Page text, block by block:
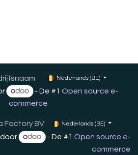
Nederlands (BE)
- De #1 Open source e-
commerce
Factory BV Nederlands (BE)
- De #1 Open source e-
commerce